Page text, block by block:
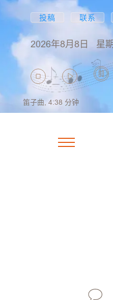
投稿 联系
2026年8月8日 星
笛子曲, 4:38 分钟